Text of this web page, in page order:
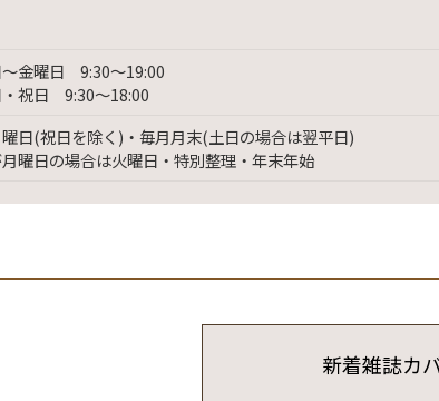
〜金曜日 9:30〜19:00
・祝日 9:30〜18:00
日(祝日を除く)・毎月月末(土日の場合は翌平日)
曜日の場合は火曜日・特別整理・年末年始
新着雑誌カ